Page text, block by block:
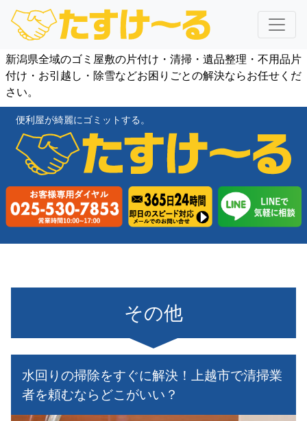
新潟県全域のゴミ屋敷の片付け・清掃・遺品整理・不用品片
付け・お引越し・除雪などお困りごとの解決ならお任せくだ
さい。
便利屋が綺麗にゴミットする。
その他
水回りの掃除をすぐに解決！上越市で清掃業
者を頼むならどこがいい？